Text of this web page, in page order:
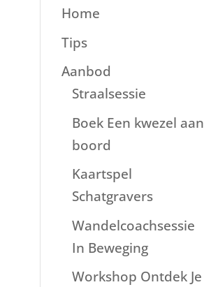
Home
Tips
Aanbod
Straalsessie
Boek Een kwezel aan
boord
Kaartspel
Schatgravers
Wandelcoachsessie
In Beweging
Workshop Ontdek Je